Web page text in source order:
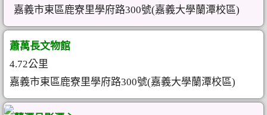
嘉義市東區鹿寮里學府路300號(嘉義大學蘭潭校區)
蕭萬長文物館
4.72公里
嘉義市東區鹿寮里學府路300號(嘉義大學蘭潭校區)